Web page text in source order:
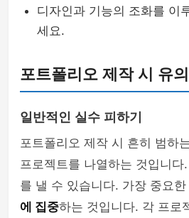
디자인과 기능의 조화를 이
세요.
포트폴리오 제작 시 유
일반적인 실수 피하기
포트폴리오 제작 시 흔히 범하
프로젝트를 나열하는 것입니
를 낼 수 있습니다. 가장 중요한
에 집중하는 것입니다. 각 프로